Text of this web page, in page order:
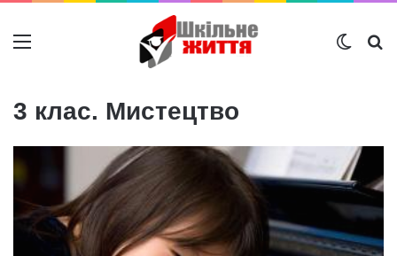
Меню
3 клас. Мистецтво